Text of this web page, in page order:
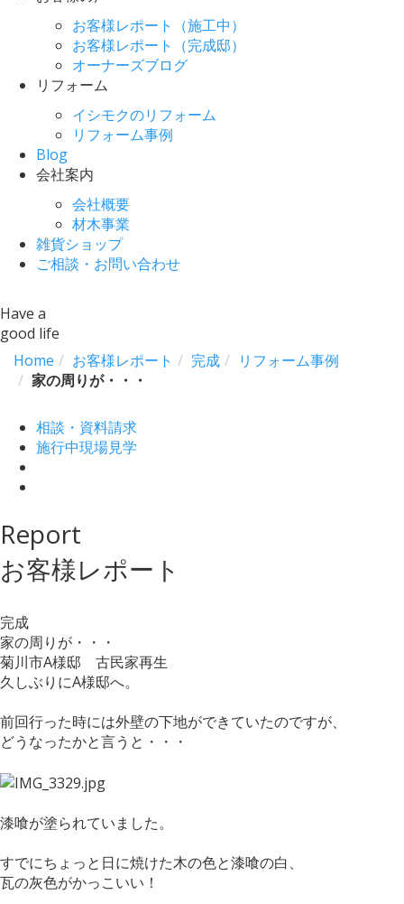
お客様レポート（施工中）
お客様レポート（完成邸）
オーナーズブログ
リフォーム
イシモクのリフォーム
リフォーム事例
Blog
会社案内
会社概要
材木事業
雑貨ショップ
ご相談・お問い合わせ
Have a
good life
Home
お客様レポート 完成
リフォーム事例
家の周りが・・・
相談・資料請求
施行中現場見学
Report
お客様レポート
完成
家の周りが・・・
菊川市A様邸 古民家再生
久しぶりにA様邸へ。
前回行った時には外壁の下地ができていたのですが、
どうなったかと言うと・・・
漆喰が塗られていました。
すでにちょっと日に焼けた木の色と漆喰の白、
瓦の灰色がかっこいい！